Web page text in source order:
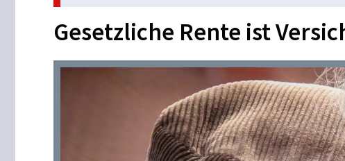
Gesetzliche Rente ist